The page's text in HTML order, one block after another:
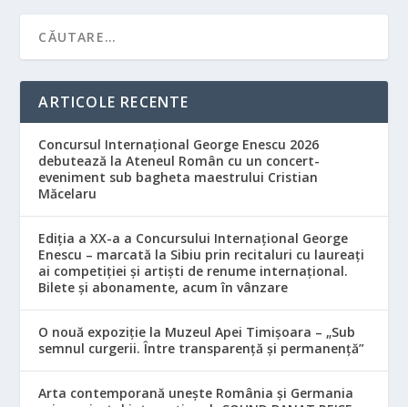
ARTICOLE RECENTE
Concursul Internațional George Enescu 2026
debutează la Ateneul Român cu un concert-
eveniment sub bagheta maestrului Cristian
Măcelaru
Ediția a XX-a a Concursului Internațional George
Enescu – marcată la Sibiu prin recitaluri cu laureați
ai competiției și artiști de renume internațional.
Bilete și abonamente, acum în vânzare
O nouă expoziție la Muzeul Apei Timișoara – „Sub
semnul curgerii. Între transparență și permanență”
Arta contemporană unește România și Germania